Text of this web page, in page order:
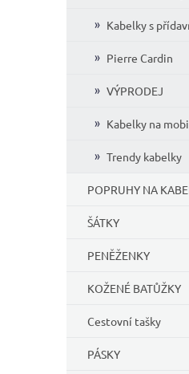
Kabelky s
Pierre Cardin
VÝPRODEJ
Kabelky na
Trendy kabelky
POPRUHY NA
ŠÁTKY
PENĚŽENKY
KOŽENÉ BATŮŽKY
Cestovní tašky
PÁSKY